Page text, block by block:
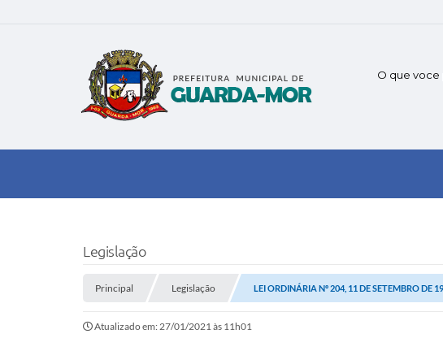
O que voce
Legislação
Principal Legislação LEI ORDINÁRIA Nº 204, 11 DE SETEMBRO DE
Atualizado em: 27/01/2021 às 11h01